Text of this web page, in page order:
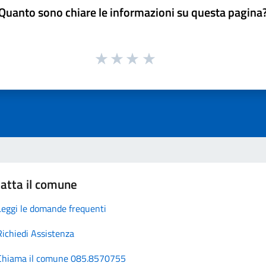
sono chiare le informazioni su questa
il comune
le domande frequenti
Assistenza
il comune 085.8570755